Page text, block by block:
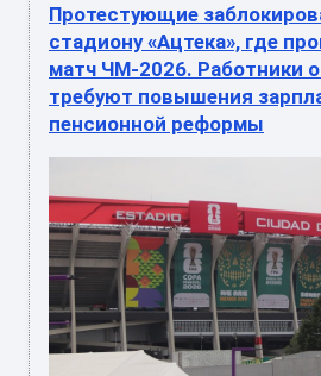
Протестующие
стадиону «Ацтека», где
матч ЧМ-2026. Работники
требуют повышения
пенсионной реформы